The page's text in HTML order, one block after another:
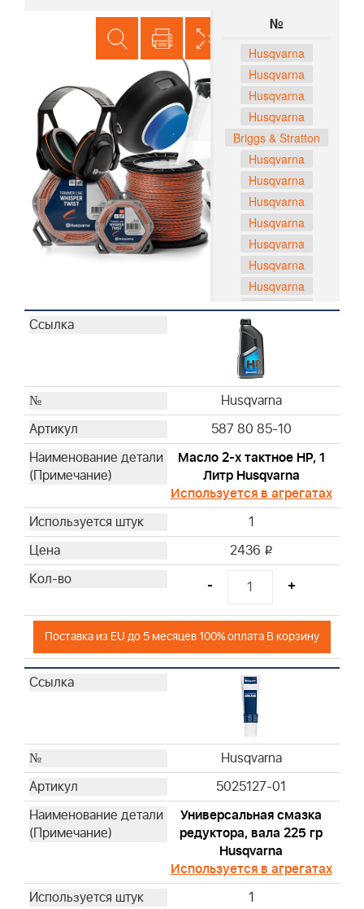
№
Husqvarna
Husqvarna
Husqvarna
Husqvarna
Briggs & Stratton
Husqvarna
Husqvarna
Husqvarna
Husqvarna
Husqvarna
Husqvarna
Husqvarna
Husqvarna
Husqvarna
Husqvarna
Husqvarna
Husqvarna
Husqvarna
Husqvarna
Husqvarna
Husqvarna
Husqvarna
Husqvarna
Husqvarna
Husqvarna
Husqvarna
Husqvarna
Husqvarna
Husqvarna
Husqvarna
Husqvarna
Husqvarna
Husqvarna
Husqvarna
Husqvarna
Husqvarna
Husqvarna
Husqvarna
Husqvarna
Husqvarna
Husqvarna
587 80 85-10
Масло 2-х тактное HP, 1
Литр Husqvarna
Используется в агрегатах
1
2436 i
- +
Поставка из EU до 5 месяцев 100% оплата В корзину
Husqvarna
5025127-01
Универсальная смазка
редуктора, вала 225 гр
Husqvarna
Используется в агрегатах
1